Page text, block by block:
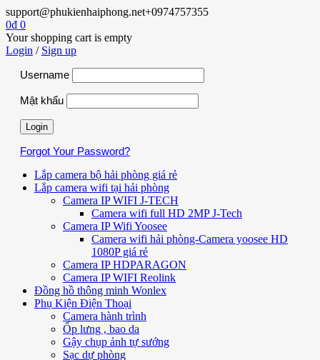
support@phukienhaiphong.net+0974757355
0₫ 0
Your shopping cart is empty
Login / Sign up
Username
Mật khẩu
Forgot Your Password?
Lắp camera bộ hải phòng giá rẻ
Lắp camera wifi tại hải phòng
Camera IP WIFI J-TECH
Camera wifi full HD 2MP J-Tech
Camera IP Wifi Yoosee
Camera wifi hải phòng-Camera yoosee HD
1080P giá rẻ
Camera IP HDPARAGON
Camera IP WIFI Reolink
Đồng hồ thông minh Wonlex
Phụ Kiện Điện Thoại
Camera hành trình
Ốp lưng , bao da
Gậy chụp ảnh tự sướng
Sạc dự phòng